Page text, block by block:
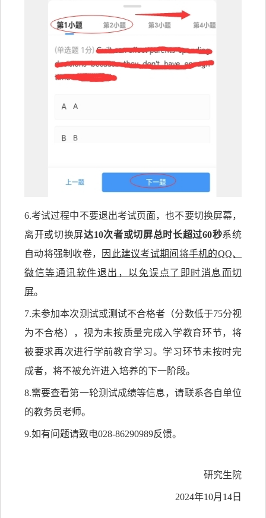
6.考试过程中不要退出考试页面，也不要切换屏幕，
离开或切换屏达10次者或切屏总时长超过60秒系统
自动将强制收卷，
因此建议考试期间将手机的QQ、
微信等通讯软件退出，以免误点了即时消息而切
屏。
7.未参加本次测试或测试不合格者（分数低于75分视
为不合格）， 视为未按质量完成入学教育环节，将
被要求再次进行学前教育学习。 学习环节未按时完
成者，将不被允许进入培养的下一阶段。
8.需要查看第一轮测试成绩等信息，请联系各自单位
的教务员老师。
9.如有问题请致电028-86290989反馈。
研究生院
2024年10月 14 日